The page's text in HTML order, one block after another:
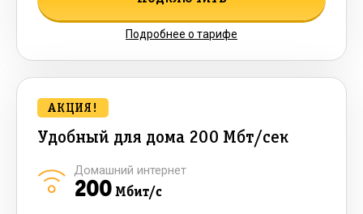
Подробнее о тарифе
Удобный для дома 200 Мбт/сек
АКЦИЯ!
200Мбит/с
Домашний интернет